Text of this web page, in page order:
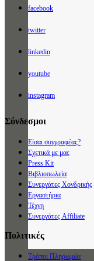
facebook
twitter
linkedin
youtube
instagram
Σύνδεσμοι
Είσαι συγγραφέας?
Σχετικά με μας
Press Kit
Βιβλιοπωλεία
Συνεργάτες Χονδρικής
Εργαστήρια
Τέχνη
Συνεργάτες Affiliate
Πολιτικές
Τρόποι Πληρωμών